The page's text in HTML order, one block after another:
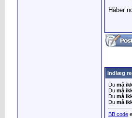
Håber
Indlæg
Du må
Du må
Du må
Du må
BB code